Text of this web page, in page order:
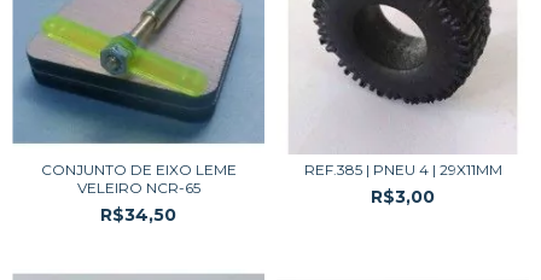
CONJUNTO DE EIXO LEME
VELEIRO NCR-65
R$34,50
REF.385 | PNEU 4 | 29X11MM
R$3,00